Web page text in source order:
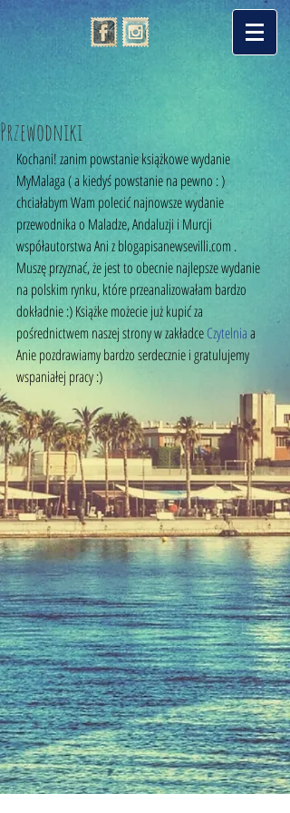
Przewodniki
Kochani! zanim powstanie książkowe wydanie
MyMalaga ( a kiedyś powstanie na pewno : )
chciałabym Wam polecić najnowsze wydanie
przewodnika o Maladze, Andaluzji i Murcji
współautorstwa Ani z blogapisanewsevilli.com .
Muszę przyznać, że jest to obecnie najlepsze wydanie
na polskim rynku, które przeanalizowałam bardzo
dokładnie :) Książke możecie już kupić za
pośrednictwem naszej strony w zakładce Czytelnia a
Anie pozdrawiamy bardzo serdecznie i gratulujemy
wspaniałej pracy :)